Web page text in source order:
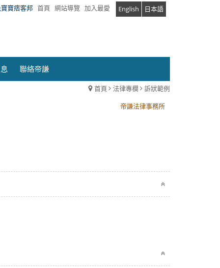
寶痞客邦 首頁 網站導覽 加入最愛 English 日本語
聯絡帝謙
首頁 法律專欄 訴狀範例
帝謙法律事務所
帝謙法律事務所